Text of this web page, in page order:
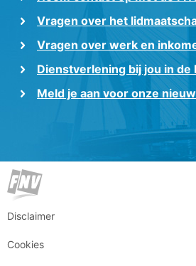
Vragen over het
Vragen over werk en
Dienstverlening bij jou in de
Meld je aan voor onze
Disclaimer
Cookies